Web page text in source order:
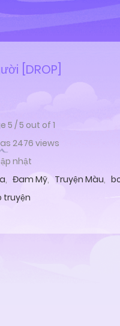
[DROP]
5 /5 out of 1
2476 views
nhật
, Đam Mỹ, Truyện Màu,
truyện